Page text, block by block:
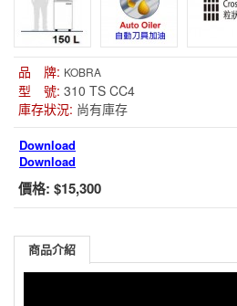
品 牌: KOBRA
型 號: 310 TS CC4
庫存狀況: 尚有庫存
Download
Download
價格: $15,300
商品介紹